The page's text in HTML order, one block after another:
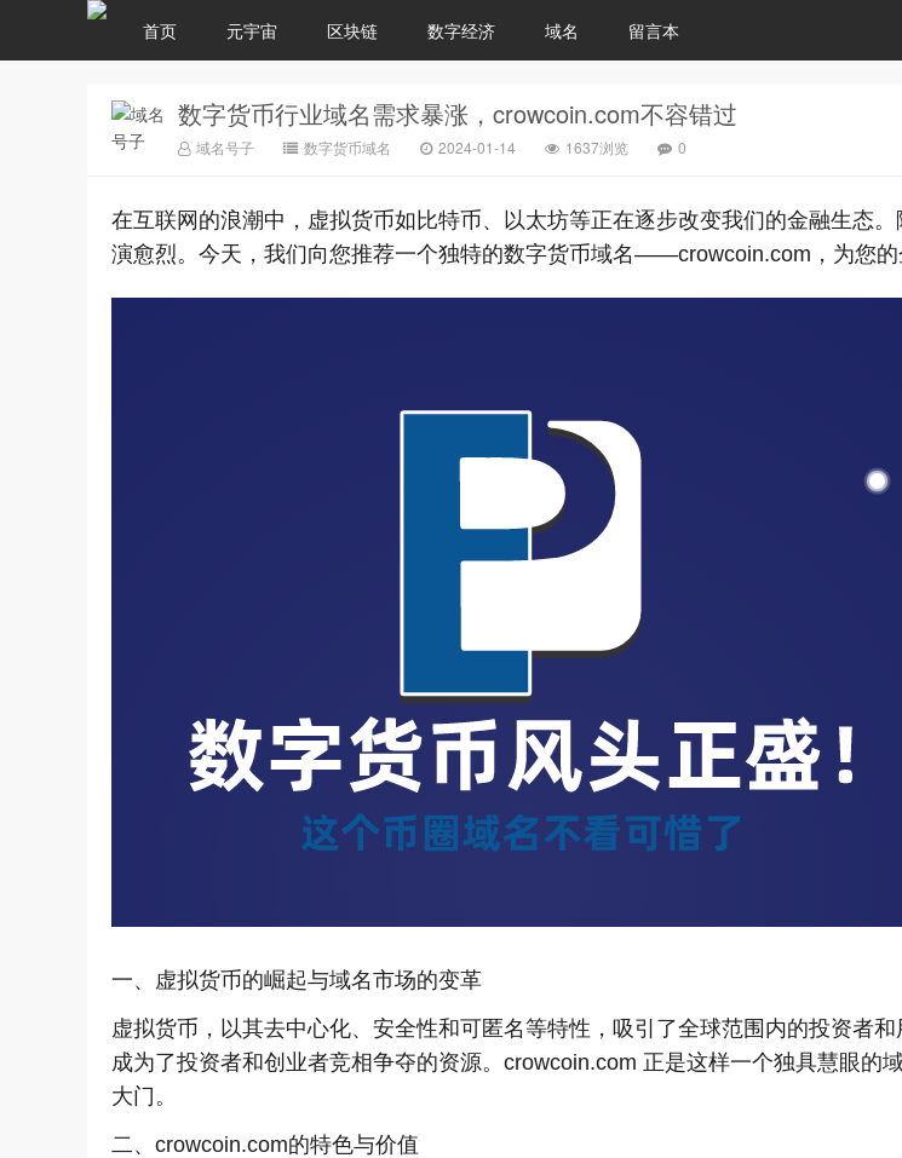
首页 元宇宙 区块链 数字经济 域名 留言本
数字货币行业域名需求暴涨，crowcoin.com不容错过
域名号子 数字货币域名 2024-01-14 1637浏览 0
在互联网的浪潮中，虚拟货币如比特币、以太坊等正在逐步改变我们的金融生态
演愈烈。今天，我们向您推荐一个独特的数字货币域名——crowcoin.com，为您的
一、虚拟货币的崛起与域名市场的变革
虚拟货币，以其去中心化、安全性和可匿名等特性，吸引了全球范围内的投资者
成为了投资者和创业者竞相争夺的资源。crowcoin.com 正是这样一个独具慧眼的
大门。
二、crowcoin.com的特色与价值